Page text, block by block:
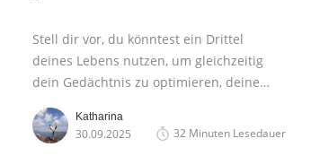
Stell dir vor, du könntest ein Drittel
deines Lebens nutzen, um gleichzeitig
dein Gedächtnis zu optimieren, deine
Emotionen zu verarbeiten, dein
Immunsystem zu stärken und deine
Kreativität zu fördern – und das alles,
Katharina
30.09.2025 32 Minuten Lesedauer